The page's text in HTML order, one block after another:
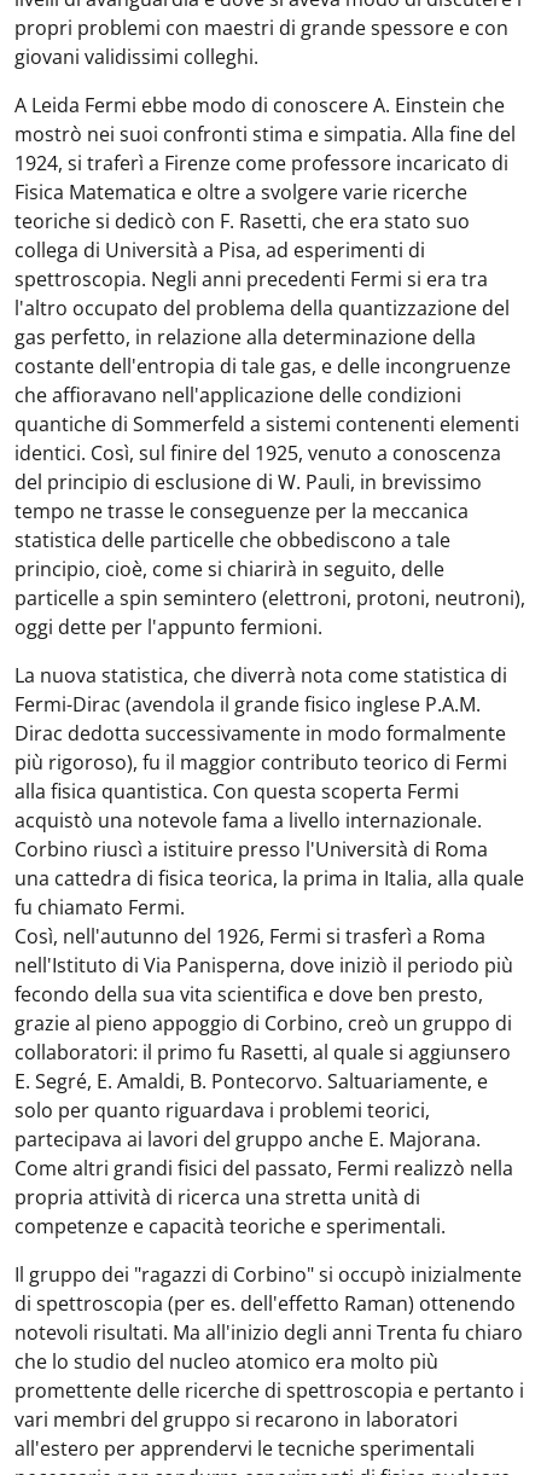
propri problemi con maestri di grande spessore e con
giovani validissimi colleghi.
A Leida Fermi ebbe modo di conoscere A. Einstein che
mostrò nei suoi confronti stima e simpatia. Alla fine del
1924, si traferì a Firenze come professore incaricato di
Fisica Matematica e oltre a svolgere varie ricerche
teoriche si dedicò con F. Rasetti, che era stato suo
collega di Università a Pisa, ad esperimenti di
spettroscopia. Negli anni precedenti Fermi si era tra
l'altro occupato del problema della quantizzazione del
gas perfetto, in relazione alla determinazione della
costante dell'entropia di tale gas, e delle incongruenze
che affioravano nell'applicazione delle condizioni
quantiche di Sommerfeld a sistemi contenenti elementi
identici. Così, sul finire del 1925, venuto a conoscenza
del principio di esclusione di W. Pauli, in brevissimo
tempo ne trasse le conseguenze per la meccanica
statistica delle particelle che obbediscono a tale
principio, cioè, come si chiarirà in seguito, delle
particelle a spin semintero (elettroni, protoni, neutroni),
oggi dette per l'appunto fermioni.
La nuova statistica, che diverrà nota come statistica di
Fermi-Dirac (avendola il grande fisico inglese P.A.M.
Dirac dedotta successivamente in modo formalmente
più rigoroso), fu il maggior contributo teorico di Fermi
alla fisica quantistica. Con questa scoperta Fermi
acquistò una notevole fama a livello internazionale.
Corbino riuscì a istituire presso l'Università di Roma
una cattedra di fisica teorica, la prima in Italia, alla quale
fu chiamato Fermi.
Così, nell'autunno del 1926, Fermi si trasferì a Roma
nell'Istituto di Via Panisperna, dove iniziò il periodo più
fecondo della sua vita scientifica e dove ben presto,
grazie al pieno appoggio di Corbino, creò un gruppo di
collaboratori: il primo fu Rasetti, al quale si aggiunsero
E. Segré, E. Amaldi, B. Pontecorvo. Saltuariamente, e
solo per quanto riguardava i problemi teorici,
partecipava ai lavori del gruppo anche E. Majorana.
Come altri grandi fisici del passato, Fermi realizzò nella
propria attività di ricerca una stretta unità di
competenze e capacità teoriche e sperimentali.
Il gruppo dei "ragazzi di Corbino" si occupò inizialmente
di spettroscopia (per es. dell'effetto Raman) ottenendo
notevoli risultati. Ma all'inizio degli anni Trenta fu chiaro
che lo studio del nucleo atomico era molto più
promettente delle ricerche di spettroscopia e pertanto i
vari membri del gruppo si recarono in laboratori
all'estero per apprendervi le tecniche sperimentali